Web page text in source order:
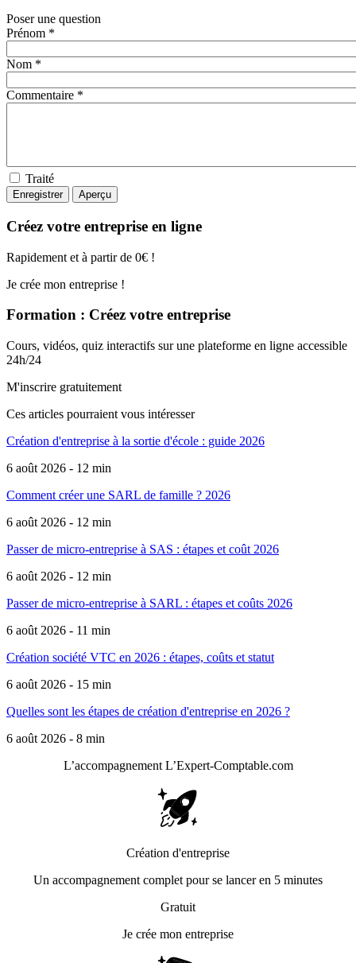
Poser une question
Prénom *
Nom *
Commentaire *
Traité
Créez votre entreprise en ligne
Rapidement et à partir de 0€ !
Je crée mon entreprise !
Formation : Créez votre entreprise
Cours, vidéos, quiz interactifs sur une plateforme en ligne accessible
24h/24
M'inscrire gratuitement
Ces articles pourraient vous intéresser
Création d'entreprise à la sortie d'école : guide 2026
6 août 2026 - 12 min
Comment créer une SARL de famille ? 2026
6 août 2026 - 12 min
Passer de micro-entreprise à SAS : étapes et coût 2026
6 août 2026 - 12 min
Passer de micro-entreprise à SARL : étapes et coûts 2026
6 août 2026 - 11 min
Création société VTC en 2026 : étapes, coûts et statut
6 août 2026 - 15 min
Quelles sont les étapes de création d'entreprise en 2026 ?
6 août 2026 - 8 min
L’accompagnement L’Expert-Comptable.com
Création d'entreprise
Un accompagnement complet pour se lancer en 5 minutes
Gratuit
Je crée mon entreprise